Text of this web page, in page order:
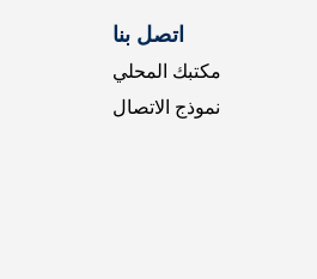
اتصل بنا
مكتبك المحلي
نموذج الاتصال